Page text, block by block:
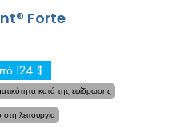
δωρεάν παγκόσμια
Forte
124 $
κατά της εφίδρωσης
λειτουργία